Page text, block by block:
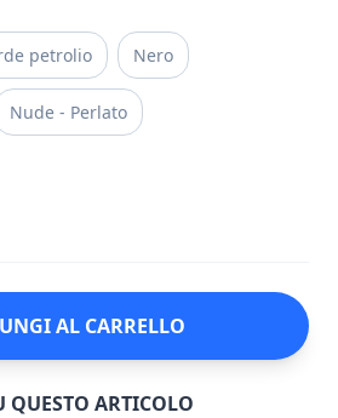
petrolio Nero
Nude - Perlato
AL CARRELLO
ARTICOLO